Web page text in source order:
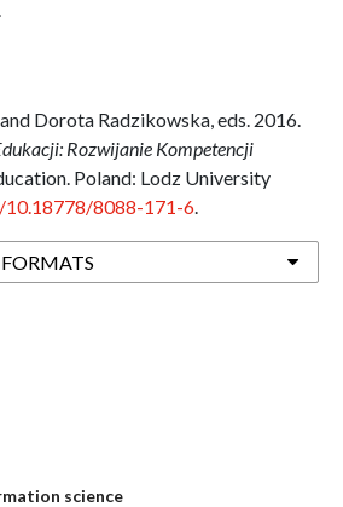
Dorota Radzikowska, eds. 2016.
Rozwijanie Kompetencji
Poland: Lodz University
8088-171-6.
science